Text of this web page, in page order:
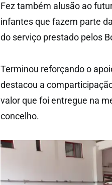
Fez também alusão ao
infantes que fazem parte
do serviço prestado pelos
Terminou reforçando o
destacou a
valor que foi entregue na
concelho.